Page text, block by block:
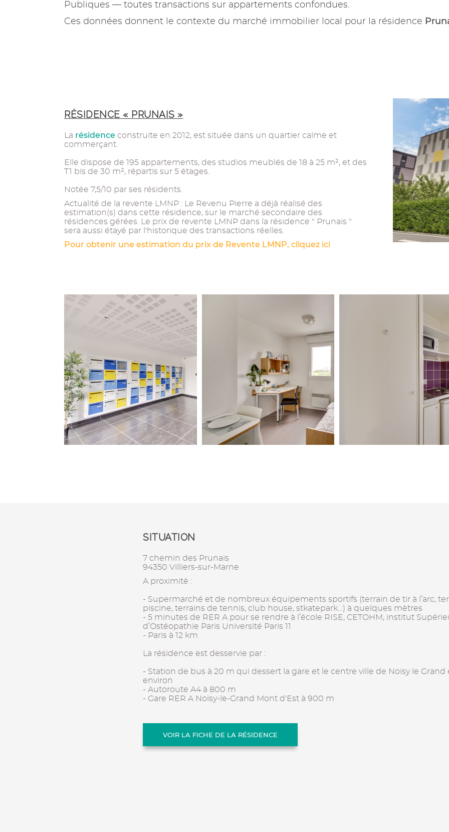
Publiques — toutes transactions sur appartements confondues.
Ces données donnent le contexte du marché immobilier local pour la résidence
RÉSIDENCE « PRUNAIS »
La résidence construite en 2012, est située dans un quartier calme et
commerçant.
Elle dispose de 195 appartements, des studios meublés de 18 à 25 m², et des
T1 bis de 30 m², répartis sur 5 étages.
Notée 7,5/10 par ses résidents.
Actualité de la revente LMNP : Le Revenu Pierre a déjà réalisé des
estimation(s) dans cette résidence, sur le marché secondaire des
résidences gérées. Le prix de revente LMNP dans la résidence " Prunais "
sera aussi étayé par l'historique des transactions réelles.
Pour obtenir une estimation du prix de Revente LMNP, cliquez ici
SITUATION
7 chemin des Prunais
94350 Villiers-sur-Marne
A proximité :
- Supermarché et de nombreux équipements sportifs (terrain de tir à l’arc,
piscine, terrains de tennis, club house, stkatepark…) à quelques mètres
- 5 minutes de RER A pour se rendre à l’école RISE, CETOHM, institut
d’Ostéopathie Paris Université Paris 11
- Paris à 12 km
La résidence est desservie par :
- Station de bus à 20 m qui dessert la gare et le centre ville de Noisy le
environ
- Autoroute A4 à 800 m
- Gare RER A Noisy-le-Grand Mont d'Est à 900 m
VOIR LA FICHE DE LA RÉSIDENCE